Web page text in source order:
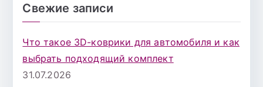
Свежие записи
Что такое 3D-коврики для автомобиля и как
выбрать подходящий комплект
31.07.2026